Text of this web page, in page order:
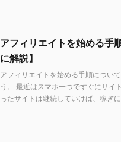
アフィリエイトを始める
に解説】
アフィリエイトを始める手順につい
う。 最近はスマホ一つですぐにサイ
ったサイトは継続していけば、稼ぎ